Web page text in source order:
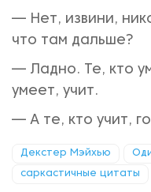
— Нет, извини,
что там дальше?
— Ладно. Те, кто
умеет, учит.
— А те, кто учит,
Декстер Мэйхью
саркастичные цитаты